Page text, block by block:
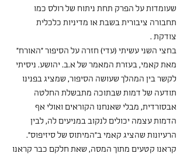
שעומדות על הפרק תחת ניתוח של רולס כמו
תחבורה ציבורית בשבת או מדיניות כלכלית
צודקת .
בחצי השני עשיתי (עדי) חזרה על הסיפור ״האורח״
מאת קאמי, בעזרת המאמר של א.ב. יהושע. ניסיתי
לקשר בין המהלך שעושה הסיפור, שמציג בפנינו
תודעה של דמות שבתוכה מתבשלת החלטה
אבסורדית, מבלי שאנחנו הקוראים ואולי אף
הדמות עצמה יכולים לנקוב במניעים לה, לבין
הרעיונות שהציג קאמי ב״המיתוס של סיזיפוס״.
קראנו קטעים מתוך המסה, שאת חלקם כבר קראנו